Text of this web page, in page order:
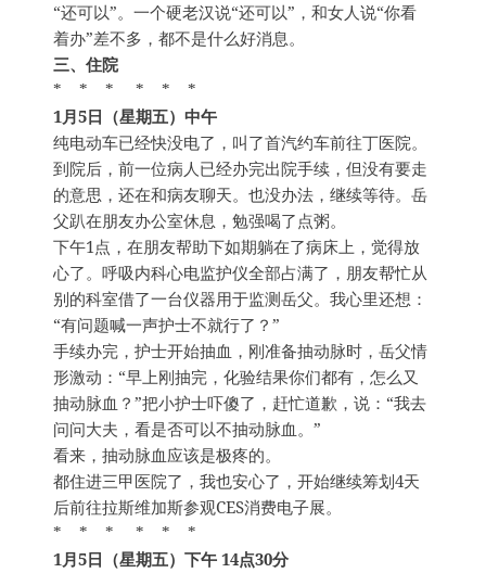
“还可以”。一个硬老汉说“还可以”，和女人说“你看
着办”差不多，都不是什么好消息。
三、住院
* * * * * *
1月5日（星期五）中午
纯电动车已经快没电了，叫了首汽约车前往丁医院。
到院后，前一位病人已经办完出院手续，但没有要走
的意思，还在和病友聊天。也没办法，继续等待。岳
父趴在朋友办公室休息，勉强喝了点粥。
下午1点，在朋友帮助下如期躺在了病床上，觉得放
心了。呼吸内科心电监护仪全部占满了，朋友帮忙从
别的科室借了一台仪器用于监测岳父。我心里还想：
“有问题喊一声护士不就行了？”
手续办完，护士开始抽血，刚准备抽动脉时，岳父情
形激动：“早上刚抽完，化验结果你们都有，怎么又
抽动脉血？”把小护士吓傻了，赶忙道歉，说：“我去
问问大夫，看是否可以不抽动脉血。”
看来，抽动脉血应该是极疼的。
都住进三甲医院了，我也安心了，开始继续筹划4天
后前往拉斯维加斯参观CES消费电子展。
* * * * * *
1月5日（星期五）下午 14点30分